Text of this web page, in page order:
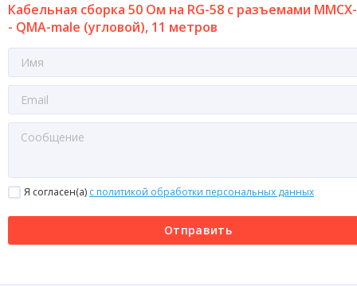
Кабельная сборка 50 Ом на RG-58 с разъемами
- QMA-male (угловой), 11 метров
Я согласен(a) с политикой обработки персональных данных
Отправить